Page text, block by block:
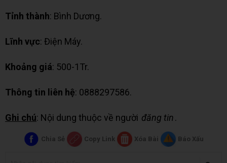
Tỉnh thành: Bình Dương.
Lĩnh vực: Điện Máy.
Khoảng giá: 500-1Tr.
Thông tin liên hệ: 0888297586.
Ghi chú: Nội dung thuộc về người đăng tin.
Chia Sẻ Copy Link Xóa Bài Báo Xấu